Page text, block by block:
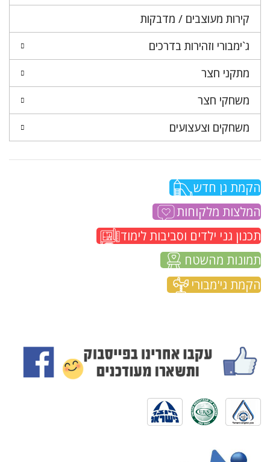
קירות מעוצבים / מדבקות
ג`ימבורי וזהירות בדרכים
מתקני חצר
משחקי חצר
משחקים וצעצועים
הקמת גן חדש
המלצות מלקוחות
תכנון גני ילדים וסביבות לימוד
תמונות מהשטח
הקמת גי'מבורי